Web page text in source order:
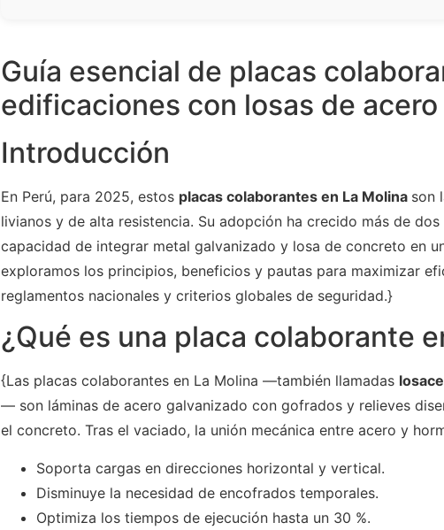
Guía esencial de placas
edificaciones con losas de
Introducción
En Perú, para 2025, estos placas colaborantes en La Molina son
livianos y de alta resistencia. Su adopción ha crecido más de
capacidad de integrar metal galvanizado y losa de concreto en
exploramos los principios, beneficios y pautas para maximizar
reglamentos nacionales y criterios globales de seguridad.}
¿Qué es una placa colaborante
{Las placas colaborantes en La Molina —también llamadas
— son láminas de acero galvanizado con gofrados y relieves
el concreto. Tras el vaciado, la unión mecánica entre acero y
Soporta cargas en direcciones horizontal y vertical.
Disminuye la necesidad de encofrados temporales.
Optimiza los tiempos de ejecución hasta un 30 %.